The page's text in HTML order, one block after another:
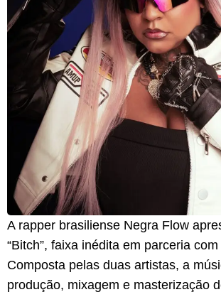
A rapper brasiliense Negra Flow
“Bitch”, faixa inédita em parceria
Composta pelas duas artistas, a
produção, mixagem e masterização